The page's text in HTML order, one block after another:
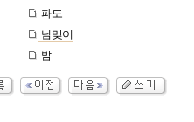
파도
님맞이
밤